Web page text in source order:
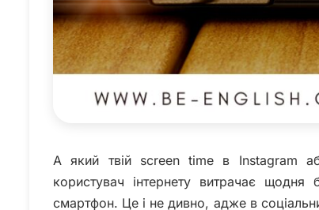
А який твій screen time в Instagram
користувач інтернету витрачає
смартфон. Це і не дивно, адже в